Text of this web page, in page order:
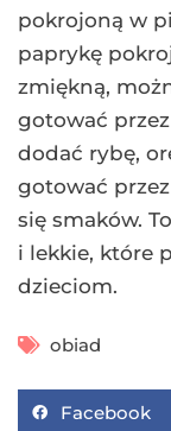
pokrojoną w
paprykę
zmiękną,
gotować
dodać rybę,
gotować
się smaków.
i lekkie, które
dzieciom.
obiad
Facebook